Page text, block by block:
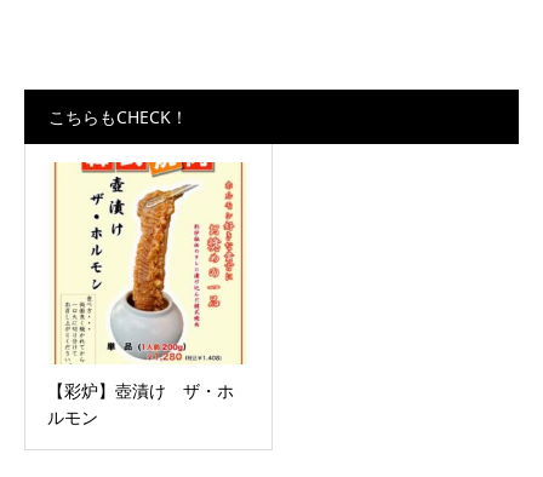
こちらもCHECK！
【彩炉】壺漬け ザ・ホ
ルモン